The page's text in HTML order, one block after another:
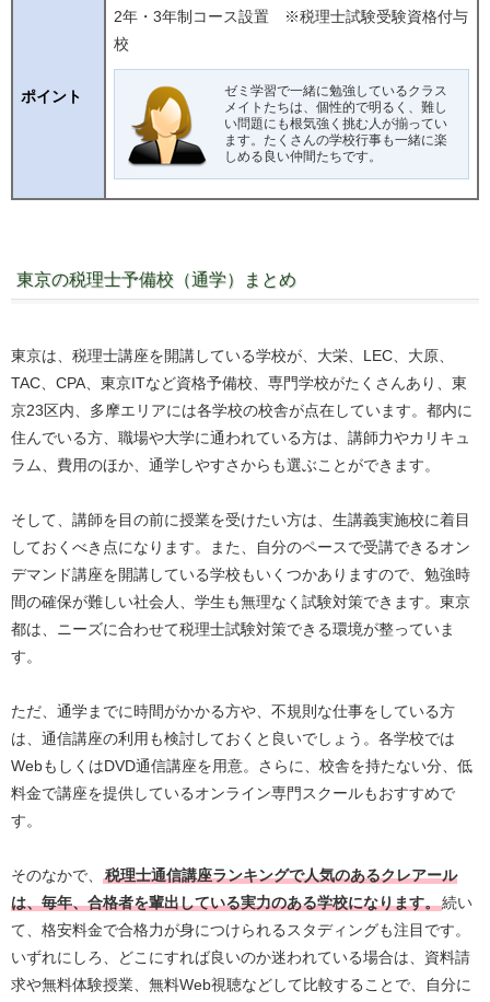
ポイント
2年・3年制コース設置 ※税理士試験受験資格付与
校
ゼミ学習で一緒に勉強しているクラス
メイトたちは、個性的で明るく、難し
い問題にも根気強く挑む人が揃ってい
ます。たくさんの学校行事も一緒に楽
しめる良い仲間たちです。
東京の税理士予備校（通学）まとめ
東京は、税理士講座を開講している学校が、大栄、LEC、大原、
TAC、CPA、東京ITなど資格予備校、専門学校がたくさんあり、東
京23区内、多摩エリアには各学校の校舎が点在しています。都内に
住んでいる方、職場や大学に通われている方は、講師力やカリキュ
ラム、費用のほか、通学しやすさからも選ぶことができます。
そして、講師を目の前に授業を受けたい方は、生講義実施校に着目
しておくべき点になります。また、自分のペースで受講できるオン
デマンド講座を開講している学校もいくつかありますので、勉強時
間の確保が難しい社会人、学生も無理なく試験対策できます。東京
都は、ニーズに合わせて税理士試験対策できる環境が整っていま
す。
ただ、通学までに時間がかかる方や、不規則な仕事をしている方
は、通信講座の利用も検討しておくと良いでしょう。各学校では
WebもしくはDVD通信講座を用意。さらに、校舎を持たない分、低
料金で講座を提供しているオンライン専門スクールもおすすめで
す。
そのなかで、
税理士通信講座ランキングで人気のあるクレアール
は、毎年、合格者を輩出している実力のある学校になります。続い
て、格安料金で合格力が身につけられるスタディングも注目です。
いずれにしろ、どこにすれば良いのか迷われている場合は、資料請
求や無料体験授業、無料Web視聴などして比較することで、自分に